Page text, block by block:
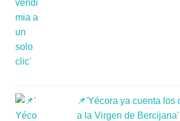
📌'Yécora ya cuenta los
a la Virgen de Bercijana'